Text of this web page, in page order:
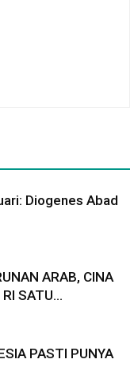
Diogenes Abad
ARAB, CINA
RI SATU…
PASTI PUNYA